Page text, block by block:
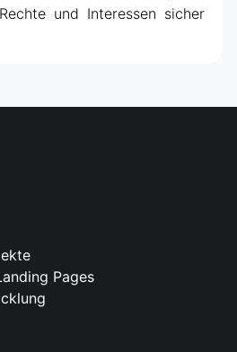
und Interessen sicher
Pages